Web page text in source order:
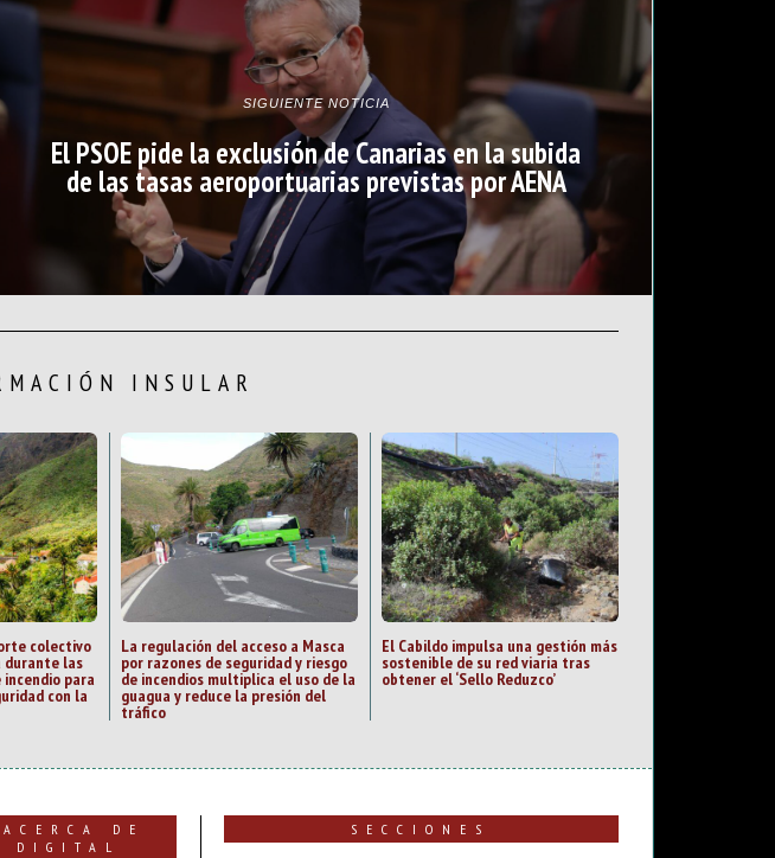
SIGUIENTE NOTICIA
El PSOE pide la exclusión de Canarias en la subida
de las tasas aeroportuarias previstas por AENA
INSULAR
colectivo
durante las
para
con la
La regulación del acceso a Masca
por razones de seguridad y riesgo
de incendios multiplica el uso de la
guagua y reduce la presión del
tráfico
El Cabildo impulsa una gestión más
sostenible de su red viaria tras
obtener el ‘Sello Reduzco’
DE
DIGITAL
SECCIONES